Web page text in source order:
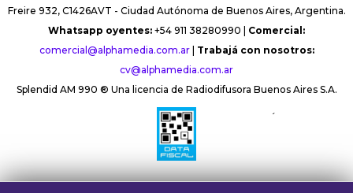
Freire 932, C1426AVT - Ciudad Autónoma de Buenos Aires, Argentina.
Whatsapp oyentes: +54 911 38280990 | Comercial:
comercial@alphamedia.com.ar| Trabajá con nosotros:
cv@alphamedia.com.ar
Splendid AM 990 ® Una licencia de Radiodifusora Buenos Aires S.A.
´